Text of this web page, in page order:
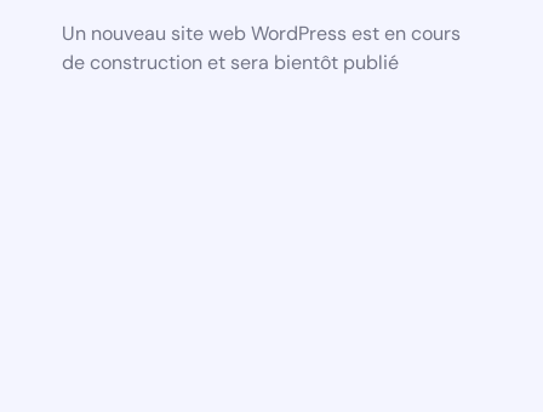
Un nouveau site web WordPress est en cours
de construction et sera bientôt publié